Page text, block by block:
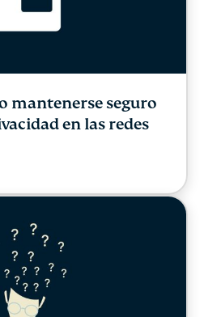
mantenerse seguro
en las redes